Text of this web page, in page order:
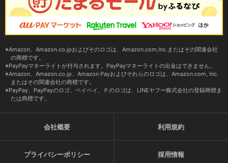
Amazon、Amazon.co.jpおよびそのロゴは、Amazon.com,Inc.またはその関連会社
の商標です。
PayPayマネーライトが付与されます。PayPayマネーライトの出金はできません。
Amazon、Amazon.co.jp、Amazon Payおよびそれらのロゴは、Amazon.com, Inc.
またはその関連会社の商標です。
PayPay、PayPayのロゴ、ペイペイ、Ｐのロゴは、LINEヤフー株式会社の登録商標ま
たは商標です。
会社概要 利用規約
プライバシーポリシー 採用情報